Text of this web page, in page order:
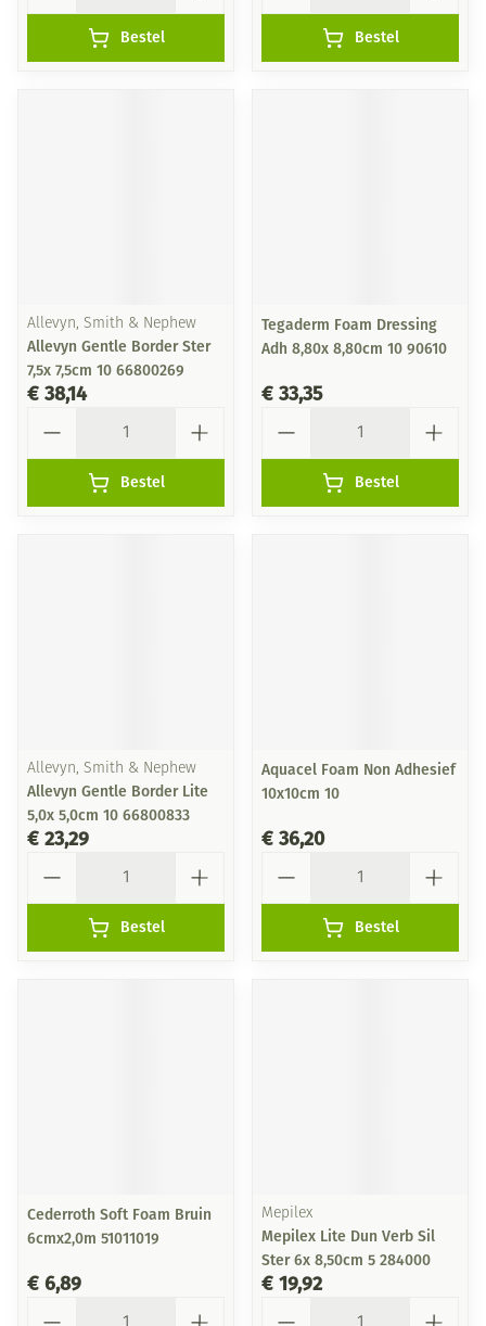
Bestel Bestel
Allevyn, Smith & Nephew
Allevyn Gentle Border Ster
7,5x 7,5cm 10 66800269
€ 38,14
Bestel
Tegaderm Foam Dressing
Adh 8,80x 8,80cm 10 90610
€ 33,35
Bestel
Allevyn, Smith & Nephew
Allevyn Gentle Border Lite
5,0x 5,0cm 10 66800833
€ 23,29
Bestel
Aquacel Foam Non Adhesief
10x10cm 10
€ 36,20
Bestel
Cederroth Soft Foam Bruin
6cmx2,0m 51011019
€ 6,89
Mepilex
Mepilex Lite Dun Verb Sil
Ster 6x 8,50cm 5 284000
€ 19,92